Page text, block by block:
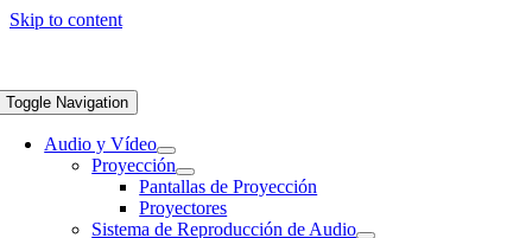
Skip to content
Toggle Navigation
Audio y Vídeo
Proyección
Pantallas de Proyección
Proyectores
Sistema de Reproducción de Audio